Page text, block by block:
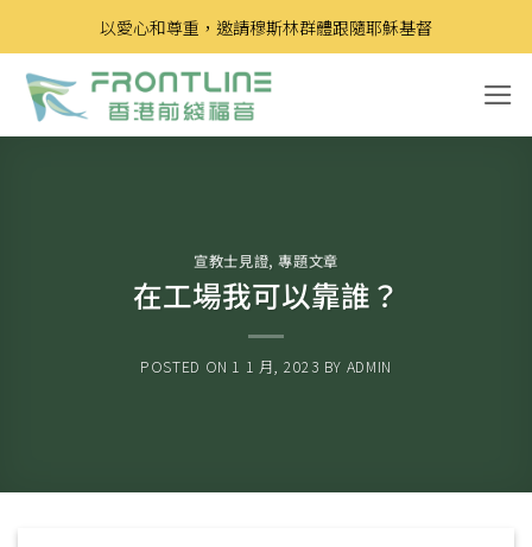
to
content
以愛心和尊重，邀請穆斯林群體跟隨耶穌基督
宣教士見證,專題文章
在工場我可以靠誰？
POSTED ON 1 1 月, 2023 BY ADMIN